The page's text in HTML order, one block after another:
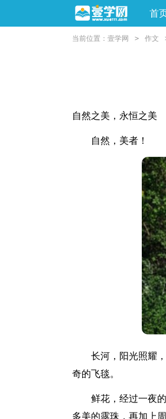
首
当前位置： 壹学网 > 作文
自然之美，永恒之美
自然，美者！
长河，阳光照耀，
奇的飞毯。
鲜花，经过一夜的
多美的露珠，再加上